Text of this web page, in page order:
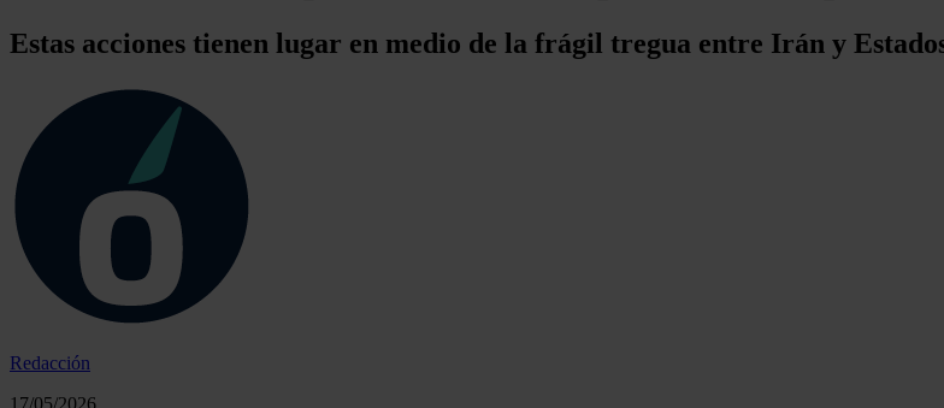
Estas acciones tienen lugar en medio de la frágil tregua entre Irán y
Redacción
17/05/2026